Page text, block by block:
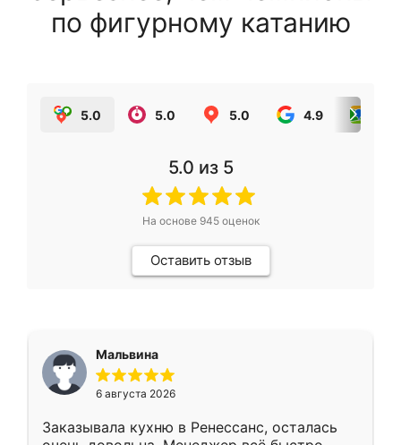
по фигурному катанию
5.0 5.0 5.0 4.9
5.0 из 5
На основе 945оценок
Оставить отзыв
Мальвина
6 августа 2026
Заказывала кухню в Ренессанс, осталась